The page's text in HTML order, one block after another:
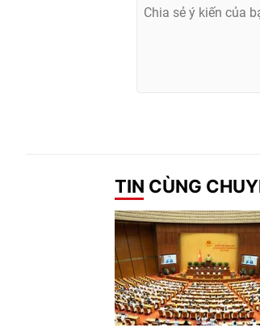
TIN CÙNG